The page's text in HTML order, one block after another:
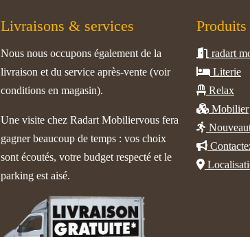
Livraisons & services
Nous nous occupons également de la
livraison et du service après-vente (voir
conditions en magasin).
Une visite chez Radart Mobiliervous fera
gagner beaucoup de temps : vos choix
sont écoutés, votre budget respecté et le
parking est aisé.
radart
Literie
Relax
Mobilier